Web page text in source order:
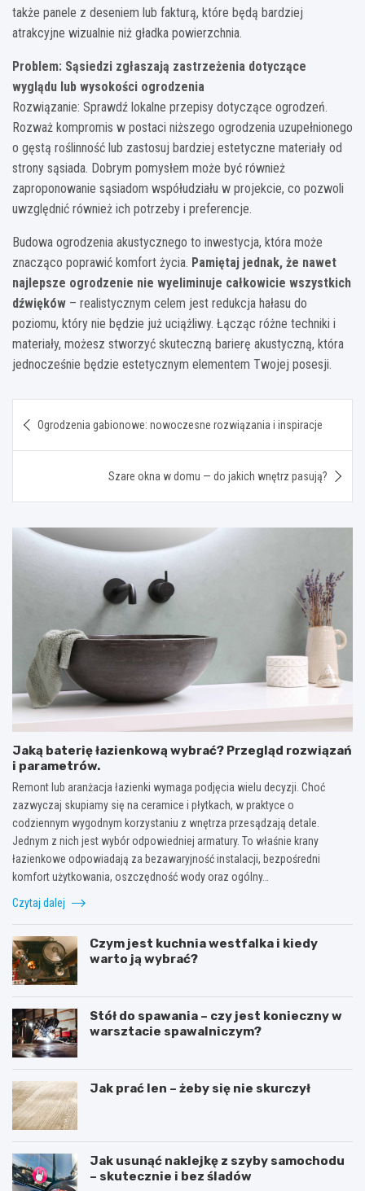
także panele z deseniem lub fakturą, które będą bardziej
atrakcyjne wizualnie niż gładka powierzchnia.
Problem: Sąsiedzi zgłaszają zastrzeżenia dotyczące
wyglądu lub wysokości ogrodzenia
Rozwiązanie: Sprawdź lokalne przepisy dotyczące ogrodzeń.
Rozważ kompromis w postaci niższego ogrodzenia uzupełnionego
o gęstą roślinność lub zastosuj bardziej estetyczne materiały od
strony sąsiada. Dobrym pomysłem może być również
zaproponowanie sąsiadom współudziału w projekcie, co pozwoli
uwzględnić również ich potrzeby i preferencje.
Budowa ogrodzenia akustycznego to inwestycja, która może
znacząco poprawić komfort życia. Pamiętaj jednak, że nawet
najlepsze ogrodzenie nie wyeliminuje całkowicie wszystkich
dźwięków – realistycznym celem jest redukcja hałasu do
poziomu, który nie będzie już uciążliwy. Łącząc różne techniki i
materiały, możesz stworzyć skuteczną barierę akustyczną, która
jednocześnie będzie estetycznym elementem Twojej posesji.
wpisu
Ogrodzenia gabionowe: nowoczesne rozwiązania i inspiracje
Szare okna w domu — do jakich wnętrz pasują?
Jaką baterię łazienkową wybrać? Przegląd rozwiązań
i parametrów.
Remont lub aranżacja łazienki wymaga podjęcia wielu decyzji. Choć
zazwyczaj skupiamy się na ceramice i płytkach, w praktyce o
codziennym wygodnym korzystaniu z wnętrza przesądzają detale.
Jednym z nich jest wybór odpowiedniej armatury. To właśnie krany
łazienkowe odpowiadają za bezawaryjność instalacji, bezpośredni
komfort użytkowania, oszczędność wody oraz ogólny…
Czytaj dalej
Czym jest kuchnia westfalka i kiedy
warto ją wybrać?
Stół do spawania – czy jest konieczny w
warsztacie spawalniczym?
Jak prać len – żeby się nie skurczył
Jak usunąć naklejkę z szyby samochodu
– skutecznie i bez śladów